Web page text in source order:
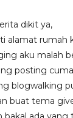
dikit ya,
alamat rumah
aku malah
posting
blogwalking
buat tema